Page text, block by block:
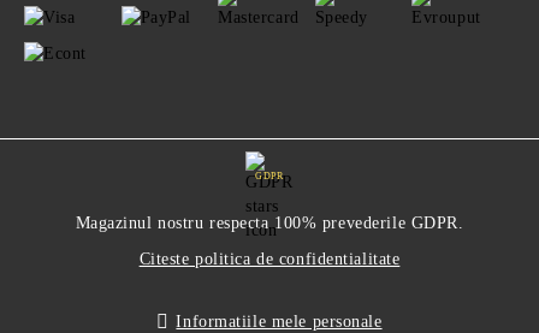
GDPR
Magazinul nostru respecta 100% prevederile GDPR.
Citeste politica de confidentialitate
Informatiile mele personale